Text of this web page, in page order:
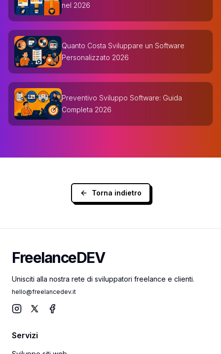
nel 2026
Quanto Costa Sviluppare un Software
Personalizzato 2026
Preventivo Sviluppo Software: Guida
Completa 2026
Torna indietro
FreelanceDEV
FreelanceDEV
Unisciti alla nostra rete di sviluppatori freelance e clienti.
hello@freelancedev.it
Servizi